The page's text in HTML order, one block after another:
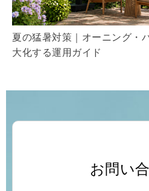
夏の猛暑対策｜オーニング・
大化する運用ガイド
お問い